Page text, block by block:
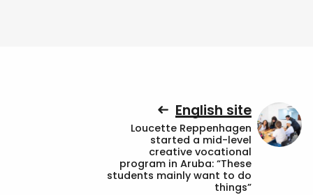
English site
Loucette Reppenhagen
started a mid-level
creative vocational
program in Aruba: “These
students mainly want to do
things”